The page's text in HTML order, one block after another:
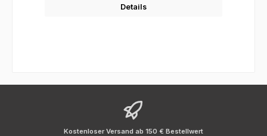
Details
Kostenloser Versand ab 150 € Bestellwert